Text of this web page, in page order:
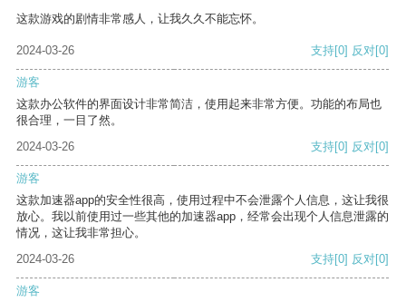
这款游戏的剧情非常感人，让我久久不能忘怀。
2024-03-26 支持[0] 反对[0]
游客
这款办公软件的界面设计非常简洁，使用起来非常方便。功能的布局也
很合理，一目了然。
2024-03-26
支持[0] 反对[0]
游客
这款加速器app的安全性很高，使用过程中不会泄露个人信息，这让我很
放心。我以前使用过一些其他的加速器app，经常会出现个人信息泄露的
情况，这让我非常担心。
2024-03-26
支持[0] 反对[0]
游客